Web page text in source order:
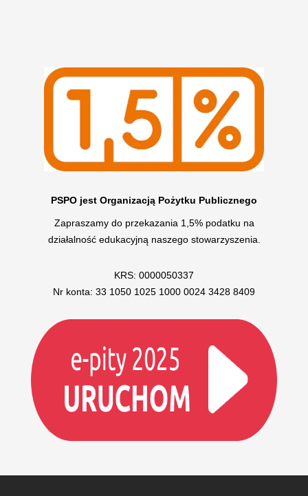
PSPO jest Organizacją Pożytku Publicznego
Zapraszamy do przekazania 1,5% podatku na
działalność edukacyjną naszego stowarzyszenia.
KRS: 0000050337
Nr konta: 33 1050 1025 1000 0024 3428 8409